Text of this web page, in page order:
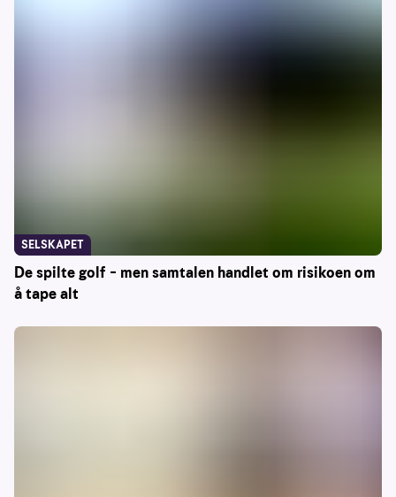
De spilte golf – men samtalen handlet om risikoen om
å tape alt
SELSKAPET